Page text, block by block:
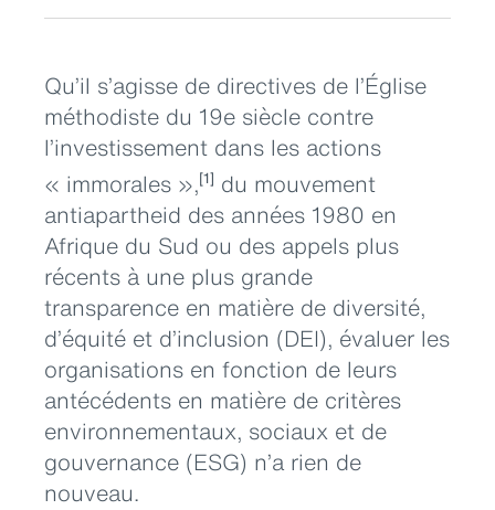
Qu’il s’agisse de directives de l’Église
méthodiste du 19e siècle contre
l’investissement dans les actions
« immorales »,[1] du mouvement
antiapartheid des années 1980 en
Afrique du Sud ou des appels plus
récents à une plus grande
transparence en matière de diversité,
d’équité et d’inclusion (DEI), évaluer les
organisations en fonction de leurs
antécédents en matière de critères
environnementaux, sociaux et de
gouvernance (ESG) n’a rien de
nouveau.